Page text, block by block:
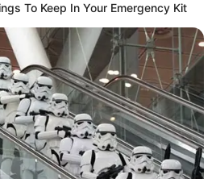
To Keep In Your Emergency Kit